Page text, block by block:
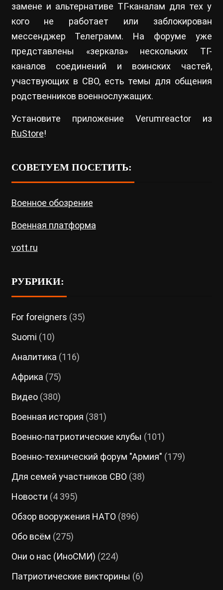
замене и альтернативе ТГ-каналам для тех у
кого не работает или заблокирован
мессенджер Телеграмм. На форуме уже
представлены «зеркала» нескольких ТГ-
каналов соединений и воинских частей,
участвующих в СВО, есть темы для общения
родственников военнослужащих.
Установите приложение Verumreactor из
RuStore!
СОВЕТУЕМ ПОСЕТИТЬ:
Военное обозрение
Военная платформа
vott.ru
РУБРИКИ:
For foreigners (35)
Suomi (10)
Аналитика (116)
Африка (75)
Видео(380)
Военная история (381)
Военно-патриотические клубы (101)
Военно-технический форум "Армия" (179)
Для семей участников СВО (38)
Новости (4 395)
Обзор вооружения НАТО (896)
Обо всём (275)
Они о нас (ИноСМИ) (224)
Патриотические викторины (6)